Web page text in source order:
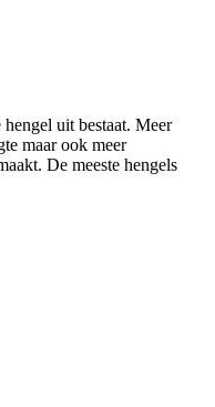
uit bestaat. Meer
maar ook meer
De meeste hengels